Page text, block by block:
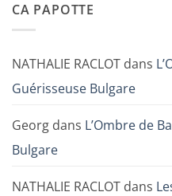
CA PAPOTTE
NATHALIE RACLOT dans
Guérisseuse Bulgare
Georg dans L’Ombre de
Bulgare
NATHALIE RACLOT dans